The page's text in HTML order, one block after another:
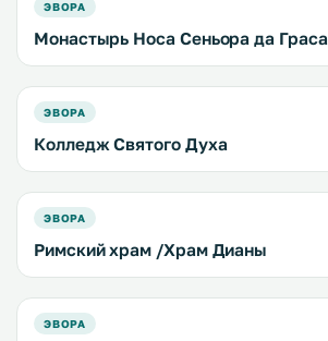
ЭВОРА
Монастырь Носа Сеньора да Граса
ЭВОРА
Колледж Святого Духа
ЭВОРА
Римский храм /Храм Дианы
ЭВОРА